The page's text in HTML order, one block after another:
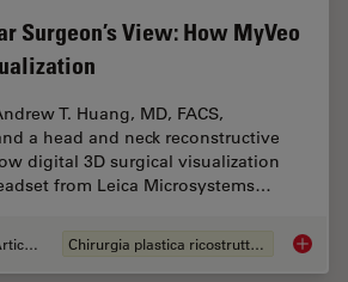
Surgeon’s View: How MyVeo
T. Huang, MD, FACS,
a head and neck reconstructive
digital 3D surgical visualization
from Leica Microsystems…
Articolo Chirurgia plastica ricostruttiva A